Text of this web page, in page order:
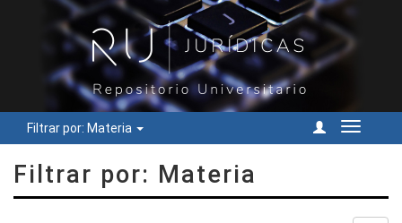
Filtrar por: Materia
Cambiar
Filtrar por: Materia